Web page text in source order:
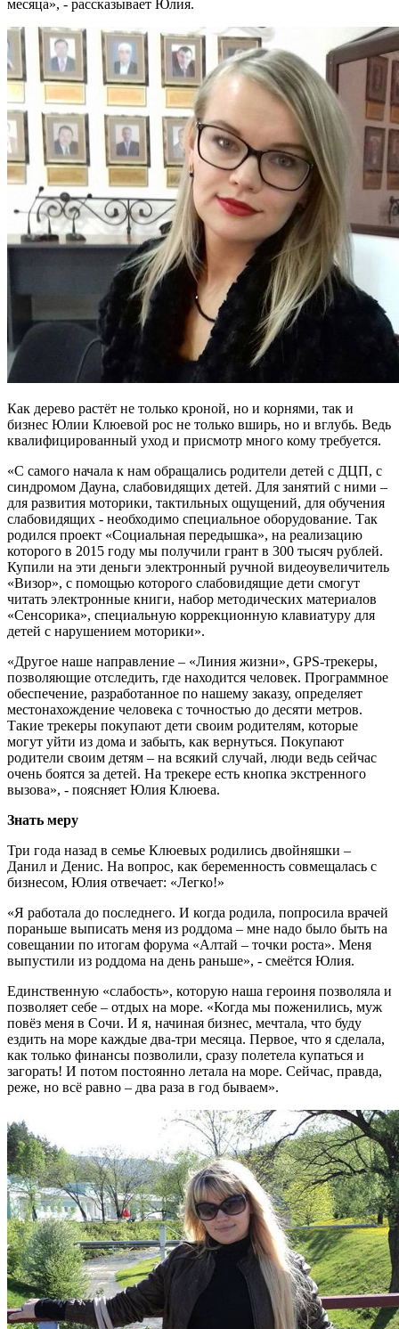
месяца», - рассказывает Юлия.
Как дерево растёт не только кроной, но и корнями, так и
бизнес Юлии Клюевой рос не только вширь, но и вглубь. Ведь
квалифицированный уход и присмотр много кому требуется.
«С самого начала к нам обращались родители детей с ДЦП, с
синдромом Дауна, слабовидящих детей. Для занятий с ними –
для развития моторики, тактильных ощущений, для обучения
слабовидящих - необходимо специальное оборудование. Так
родился проект «Социальная передышка», на реализацию
которого в 2015 году мы получили грант в 300 тысяч рублей.
Купили на эти деньги электронный ручной видеоувеличитель
«Визор», с помощью которого слабовидящие дети смогут
читать электронные книги, набор методических материалов
«Сенсорика», специальную коррекционную клавиатуру для
детей с нарушением моторики».
«Другое наше направление – «Линия жизни», GPS-трекеры,
позволяющие отследить, где находится человек. Программное
обеспечение, разработанное по нашему заказу, определяет
местонахождение человека с точностью до десяти метров.
Такие трекеры покупают дети своим родителям, которые
могут уйти из дома и забыть, как вернуться. Покупают
родители своим детям – на всякий случай, люди ведь сейчас
очень боятся за детей. На трекере есть кнопка экстренного
вызова», - поясняет Юлия Клюева.
Знать меру
Три года назад в семье Клюевых родились двойняшки –
Данил и Денис. На вопрос, как беременность совмещалась с
бизнесом, Юлия отвечает: «Легко!»
«Я работала до последнего. И когда родила, попросила врачей
пораньше выписать меня из роддома – мне надо было быть на
совещании по итогам форума «Алтай – точки роста». Меня
выпустили из роддома на день раньше», - смеётся Юлия.
Единственную «слабость», которую наша героиня позволяла и
позволяет себе – отдых на море. «Когда мы поженились, муж
повёз меня в Сочи. И я, начиная бизнес, мечтала, что буду
ездить на море каждые два-три месяца. Первое, что я сделала,
как только финансы позволили, сразу полетела купаться и
загорать! И потом постоянно летала на море. Сейчас, правда,
реже, но всё равно – два раза в год бываем».